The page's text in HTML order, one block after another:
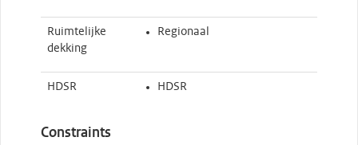
Ruimtelijke
dekking
Regionaal
HDSR HDSR
Constraints